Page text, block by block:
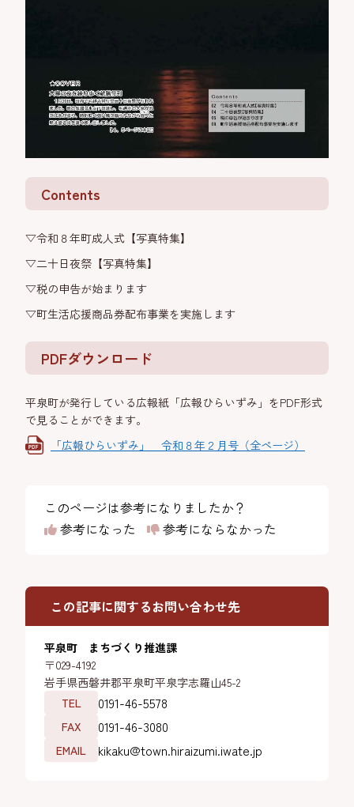
Contents
▽令和８年町成人式【写真特集】
▽二十日夜祭【写真特集】
▽税の申告が始まります
▽町生活応援商品券配布事業を実施します
PDFダウンロード
平泉町が発行している広報紙「広報ひらいずみ」をPDF形式
で見ることができます。
「広報ひらいずみ」 令和８年２月号（全ページ）
このページは参考になりましたか？
参考になった
参考にならなかった
この記事に関するお問い合わせ先
平泉町 まちづくり推進課
〒029-4192
岩手県西磐井郡平泉町平泉字志羅山45-2
TEL
0191-46-5578
FAX 0191-46-3080
EMAIL kikaku@town.hiraizumi.iwate.jp